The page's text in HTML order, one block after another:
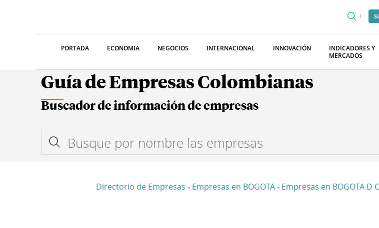
PORTADA ECONOMIA NEGOCIOS INTERNACIONAL INNOVACIÓN
INDICADORES Y
MERCADOS
Guía de Empresas Colombianas
Buscador de información de empresas
Directorio de Empresas - Empresas en BOGOTA - Empresas en BOGOTA D C